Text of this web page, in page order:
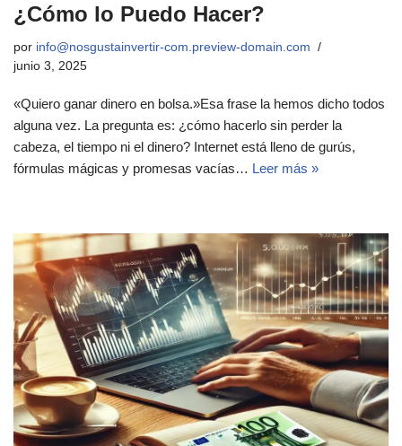
¿Cómo lo Puedo Hacer?
por info@nosgustainvertir-com.preview-domain.com
junio 3, 2025
«Quiero ganar dinero en bolsa.»Esa frase la hemos dicho todos
alguna vez. La pregunta es: ¿cómo hacerlo sin perder la
cabeza, el tiempo ni el dinero? Internet está lleno de gurús,
fórmulas mágicas y promesas vacías… Leer más »